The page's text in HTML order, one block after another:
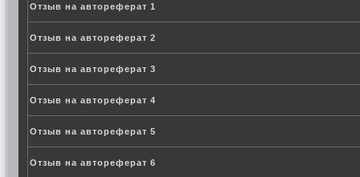
Отзыв на автореферат 1
Отзыв на автореферат 2
Отзыв на автореферат 3
Отзыв на автореферат 4
Отзыв на автореферат 5
Отзыв на автореферат 6